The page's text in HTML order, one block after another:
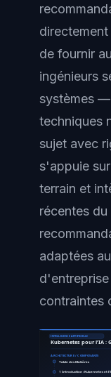
de fournir
ingénieurs
systèmes —
techniques
sujet avec
s'appuie
terrain et
récentes
adaptées
contraintes
INTELLIGENCE ARTIFICIELLE
Kubernetes pour l’IA :
ARCHITECTURE / COMPOSANTS
Table des Matières
1 Introduction : Kubernetes et